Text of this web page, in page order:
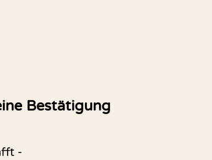
Bestätigung
-